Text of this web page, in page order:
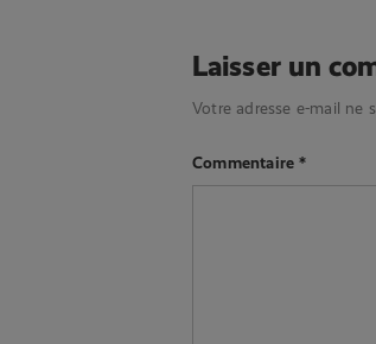
Laisser un
Votre adresse e-mail ne
Commentaire*